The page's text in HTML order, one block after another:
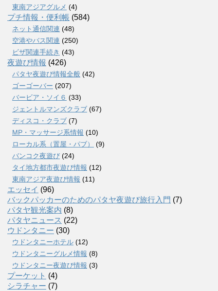
東南アジアグルメ (4)
プチ情報・便利帳 (584)
ネット通信関連 (48)
空港やバス関連 (250)
ビザ関連手続き (43)
夜遊び情報 (426)
パタヤ夜遊び情報全般 (42)
ゴーゴーバー (207)
バービア・ソイ６ (33)
ジェントルマンズクラブ (67)
ディスコ・クラブ (7)
MP・マッサージ系情報 (10)
ローカル系（置屋・パブ）
(9)
バンコク夜遊び (24)
タイ地方都市夜遊び情報 (12)
東南アジア夜遊び情報 (11)
エッセイ (96)
バックパッカーのためのパタヤ夜遊び旅行入門 (7)
パタヤ観光案内 (8)
パタヤニュース (22)
ウドンタニー (30)
ウドンタニーホテル (12)
ウドンタニーグルメ情報 (8)
ウドンタニー夜遊び情報 (3)
プーケット (4)
シラチャー (7)